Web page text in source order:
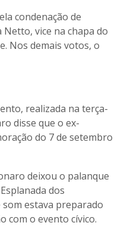
condenação de
vice na chapa do
Nos demais votos, o
realizada na terça-
disse que o ex-
do 7 de setembro
deixou o palanque
dos
estava preparado
com o evento cívico.